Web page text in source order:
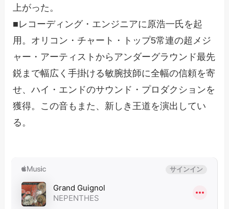
上がった。
■レコーディング・エンジニアに原浩一氏を起
用。オリコン・チャート・トップ5常連の超メジ
ャー・アーティストからアンダーグラウンド最先
鋭まで幅広く手掛ける敏腕技師に全幅の信頼を寄
せ、ハイ・エンドのサウンド・プロダクションを
獲得。この音もまた、新しき王道を演出してい
る。